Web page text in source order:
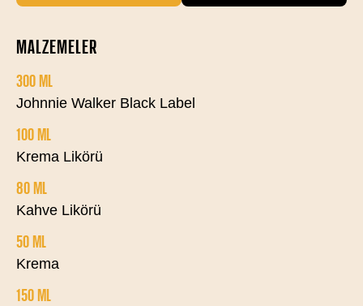
MALZEMELER
300 ML
Johnnie Walker Black Label
100 ML
Krema Likörü
80 ML
Kahve Likörü
50 ML
Krema
150 ML